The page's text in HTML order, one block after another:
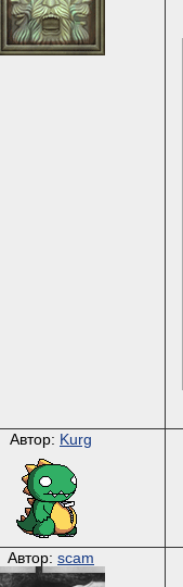
Автор: Kurg
Автор: scam